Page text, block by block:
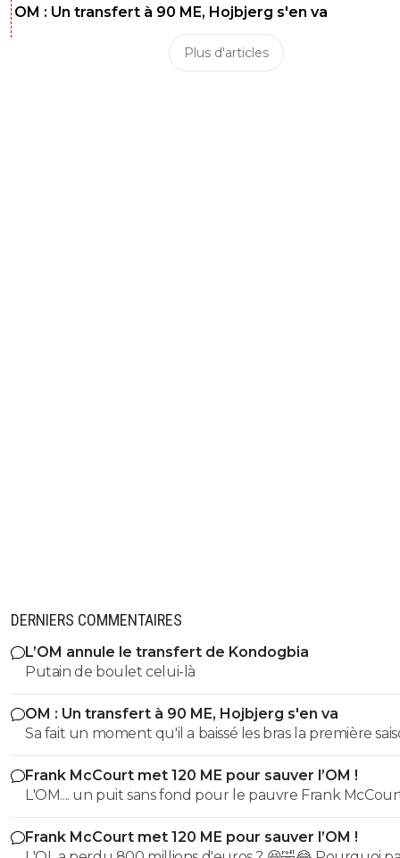
OM : Un transfert à 90 ME, Hojbjerg s'en va
Plus d'articles
DERNIERS COMMENTAIRES
L’OM annule le transfert de Kondogbia
Putain de boulet celui-là
OM : Un transfert à 90 ME, Hojbjerg s'en va
Sa fait un moment qu'il a baissé les bras la première
etait top mais depuis quelques match etait en dessus.
et bon vent a lui pour le reste de sa carrière ...
Frank McCourt met 120 ME pour sauver l’OM !
L'OM.... un puit sans fond pour le pauvre Frank
Frank McCourt met 120 ME pour sauver l’OM !